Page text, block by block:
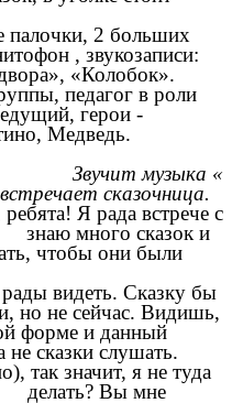
палочки, 2 больших
, звукозаписи:
«Колобок».
педагог в роли
герои -
Медведь.
Звучит музыка «
сказочница.
ребята! Я рада встрече с
много сказок и
чтобы они были
видеть. Сказку бы
но не сейчас. Видишь,
форме и данный
сказки слушать.
так значит, я не туда
Вы мне